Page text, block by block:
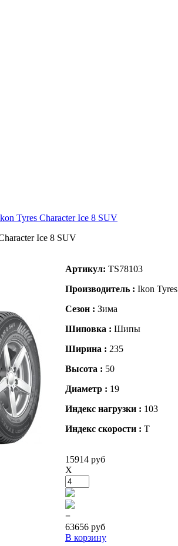
Tyres Character Ice 8 SUV
Ice 8 SUV
Артикул: TS78103
Производитель : Ikon Tyres
Сезон : Зима
Шиповка : Шипы
Ширина : 235
Высота : 50
Диаметр : 19
Индекс нагрузки : 103
Индекс скорости : T
15914 руб
X
=
63656 руб
В корзину